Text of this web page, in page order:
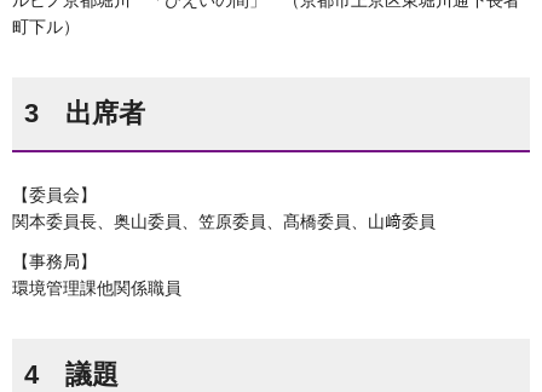
町下ル）
3 出席者
【委員会】
関本委員長、奥山委員、笠原委員、髙橋委員、山﨑委員
【事務局】
環境管理課他関係職員
4 議題